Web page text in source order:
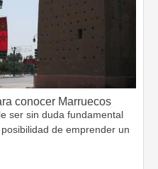
conocer Marruecos
ser sin duda fundamental
de emprender un